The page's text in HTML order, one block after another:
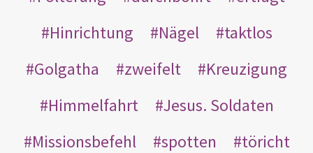
Hinrichtung
Nägel
taktlos
Golgatha
zweifelt
Kreuzigung
Himmelfahrt
Jesus. Soldaten
Missionsbefehl
spotten
töricht